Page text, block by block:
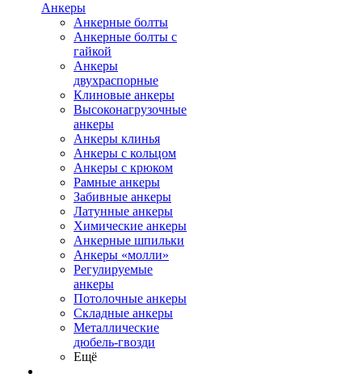
Анкеры
Анкерные болты
Анкерные болты с
гайкой
Анкеры
двухраспорные
Клиновые анкеры
Высоконагрузочные
анкеры
Анкеры клинья
Анкеры с кольцом
Анкеры с крюком
Рамные анкеры
Забивные анкеры
Латунные анкеры
Химические анкеры
Анкерные шпильки
Анкеры «молли»
Регулируемые
анкеры
Потолочные анкеры
Складные анкеры
Металлические
дюбель-гвозди
Ещё